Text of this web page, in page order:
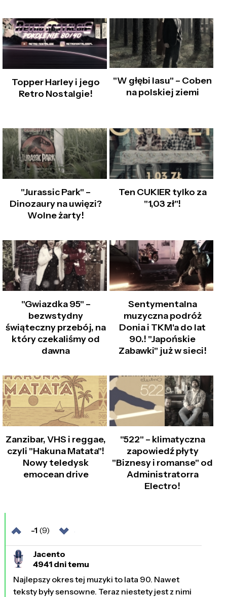
Topper Harley i jego
Retro Nostalgie!
"W głębi lasu" – Coben
na polskiej ziemi
"Jurassic Park" –
Dinozaury na uwięzi?
Wolne żarty!
Ten CUKIER tylko za
"1,03 zł"!
"Gwiazdka 95" –
bezwstydny
świąteczny przebój, na
który czekaliśmy od
dawna
Sentymentalna
muzyczna podróż
Donia i TKM'a do lat
90.! "Japońskie
Zabawki" już w sieci!
Zanzibar, VHS i reggae,
czyli "Hakuna Matata"!
Nowy teledysk
emocean drive
"522" – klimatyczna
zapowiedź płyty
"Biznesy i romanse" od
Administratorra
Electro!
-1(9)
Jacento
4941 dni temu
Najlepszy okres tej muzyki to lata 90. Nawet
teksty były sensowne. Teraz niestety jest z nimi